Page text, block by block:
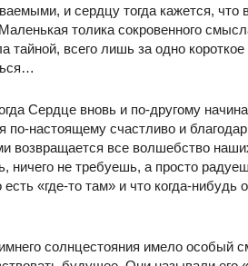
и сердцу тогда кажется, что
толика сокровенного
тайной, всего лишь за одно
Сердце вновь и по-другому
по-настоящему счастливо и
возвращается все волшебство
ничего не требуешь, а просто
«где-то там» и что когда-
солнцестояния имело особый